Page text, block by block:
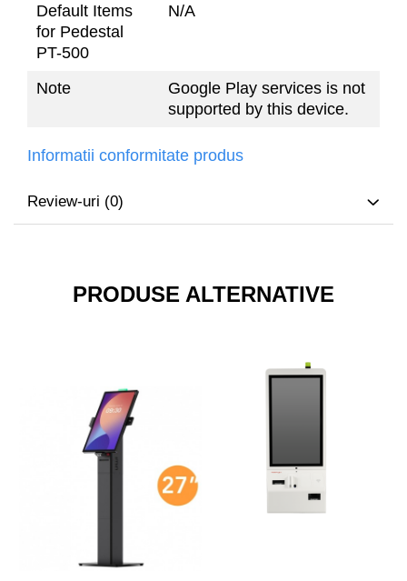
Default Items
for Pedestal
PT-500
N/A
Note
Google Play services is not
supported by this device.
Informatii conformitate produs
Review-uri (0)
PRODUSE ALTERNATIVE